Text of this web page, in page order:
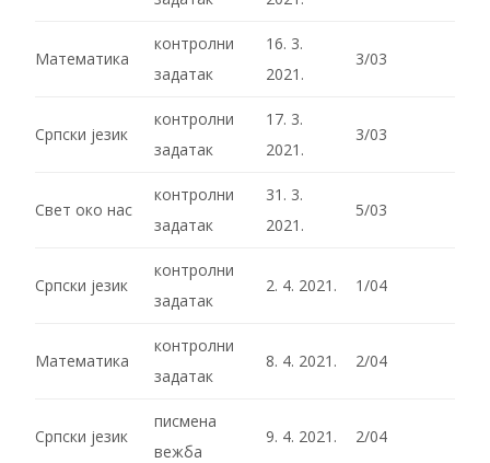
Математика
контролни
задатак
16. 3.
2021.
3/03
Српски језик
контролни
задатак
17. 3.
2021.
3/03
Свет око нас
контролни
задатак
31. 3.
2021.
5/03
Српски језик
контролни
задатак
2. 4. 2021. 1/04
Математика
контролни
задатак
8. 4. 2021. 2/04
Српски језик
писмена
вежба
9. 4. 2021. 2/04